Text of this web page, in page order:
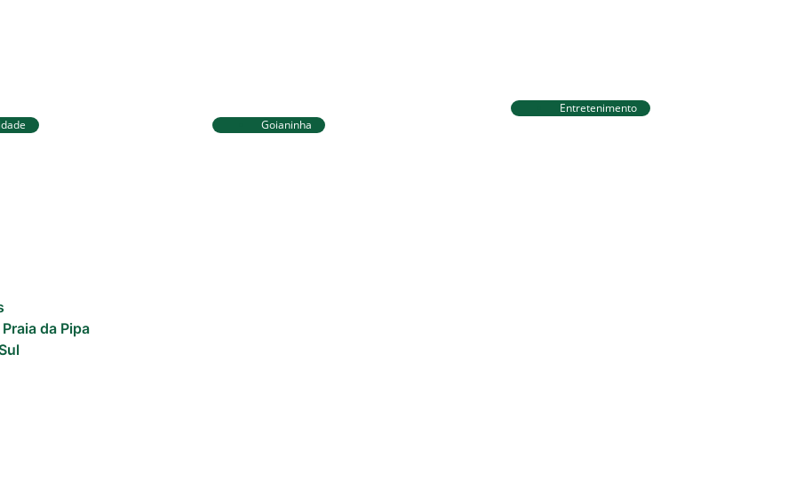
avança no IDEB e
Goianinha
Goianinha abre inscrições para
Entretenimento
Circuito Banco do Brasil de
da Pipa